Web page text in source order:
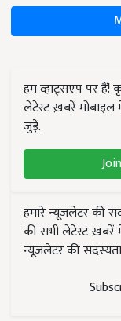
हम व्हाट्सएप पर हैं!
लेटेस्ट ख़बरें मोबाइल
जुड़ें.
हमारे न्यूज़लेटर की
की सभी लेटेस्ट ख़बरें
न्यूज़लेटर की